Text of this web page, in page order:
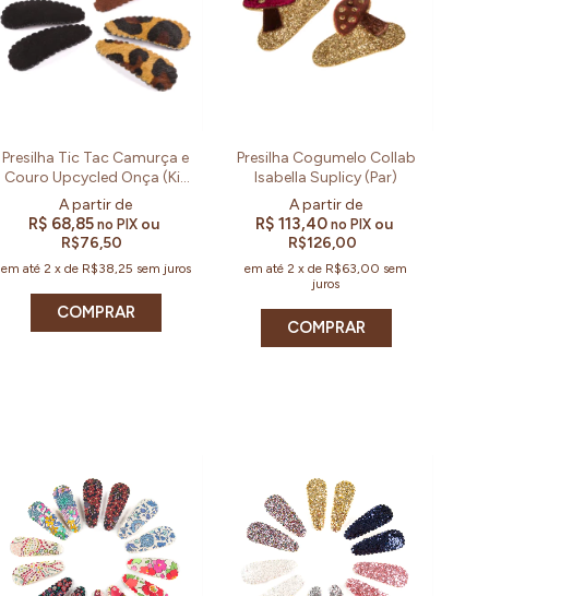
Presilha Tic Tac Camurça e
Couro Upcycled Onça (Kit
e Par)
R$ 68,85no PIX ou
R$76,50
em até 2 x de R$38,25 sem juros
COMPRAR
Presilha Cogumelo Collab
Isabella Suplicy (Par)
R$ 113,40no PIX ou
R$126,00
em até2 xde R$63,00 sem
juros